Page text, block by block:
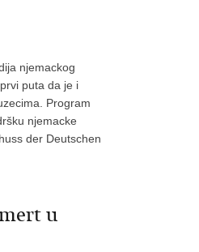
njemackog
puta da je i
Program
njemacke
der Deutschen
u